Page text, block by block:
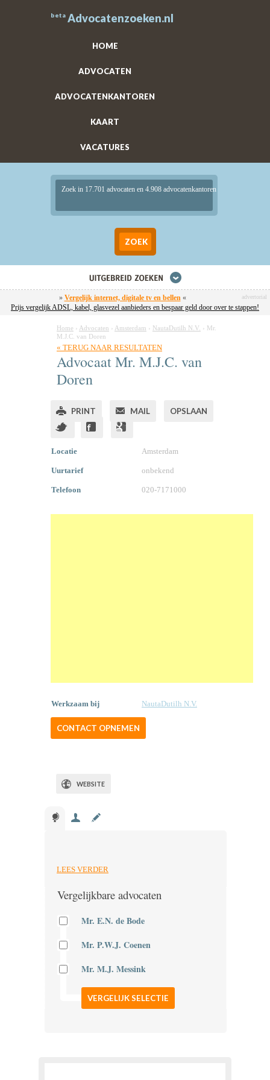
beta Advocatenzoeken.nl
HOME
ADVOCATEN
ADVOCATENKANTOREN
KAART
VACATURES
Zoek in 17.701 advocaten en 4.908 advocatenkantoren
» Vergelijk internet, digitale tv en bellen« advertorial
Prijs vergelijk ADSL, kabel, glasvezel aanbieders en bespaar geld door over te stappen!
Home › Advocaten › Amsterdam › NautaDutilh N.V. › Mr.
M.J.C. van Doren
« TERUG NAAR RESULTATEN
AdvocaatMr. M.J.C. van
Doren
PRINT MAIL OPSLAAN
Locatie Amsterdam
Uurtarief onbekend
Telefoon 020-7171000
Werkzaam bij NautaDutilh N.V.
CONTACT OPNEMEN
WEBSITE
LEES VERDER
Vergelijkbare advocaten
Mr. E.N. de Bode
Mr. P.W.J. Coenen
Mr. M.J. Messink
VERGELIJK SELECTIE